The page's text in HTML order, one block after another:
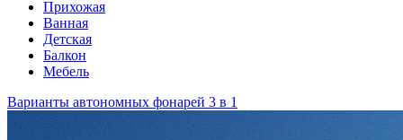
Прихожая
Ванная
Детская
Балкон
Мебель
Варианты автономных фонарей 3 в 1